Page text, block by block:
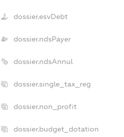
dossier.esvDebt
dossier.ndsPayer
dossier.ndsAnnul
dossier.single_tax_reg
dossier.non_profit
dossier.budget_dotation